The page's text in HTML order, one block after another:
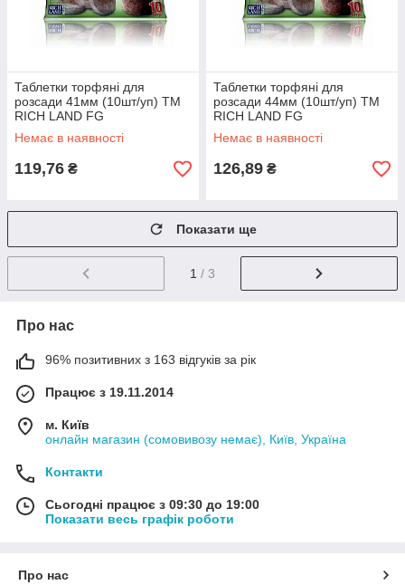
Таблетки торфяні для
розсади 41мм (10шт/уп) ТМ
RICH LAND FG
Немає в наявності
119,76 ₴
Таблетки торфяні для
розсади 44мм (10шт/уп) ТМ
RICH LAND FG
Немає в наявності
126,89 ₴
Показати ще
1 / 3
Про нас
96% позитивних з 163 відгуків за рік
Працює з 19.11.2014
м. Київ
онлайн магазин (сомовивозу немає), Київ, Україна
Контакти
Сьогодні працює з 09:30 до 19:00
Показати весь графік роботи
Про нас